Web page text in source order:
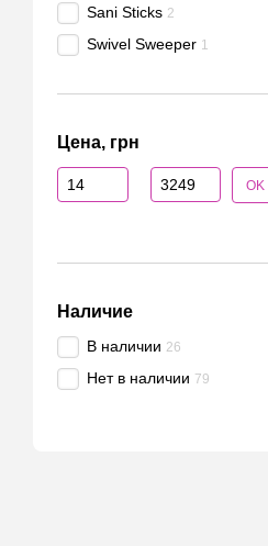
Sani Sticks 2
Swivel Sweeper 1
Цена, грн
От Цена, грн
До Цена, грн
OK
Наличие
В наличии 26
Нет в наличии 79